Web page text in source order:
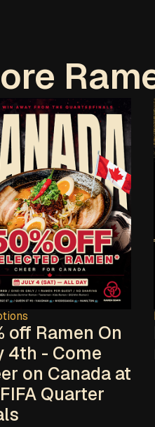
off Ramen On
4th - Come
on Canada at
Quarter